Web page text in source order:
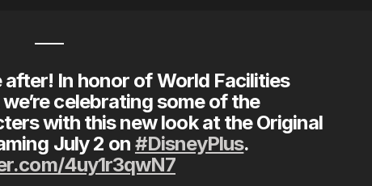
after! In honor of World Facilities
celebrating some of the
with this new look at the Original
July 2 on #DisneyPlus.
4uy1r3qwN7